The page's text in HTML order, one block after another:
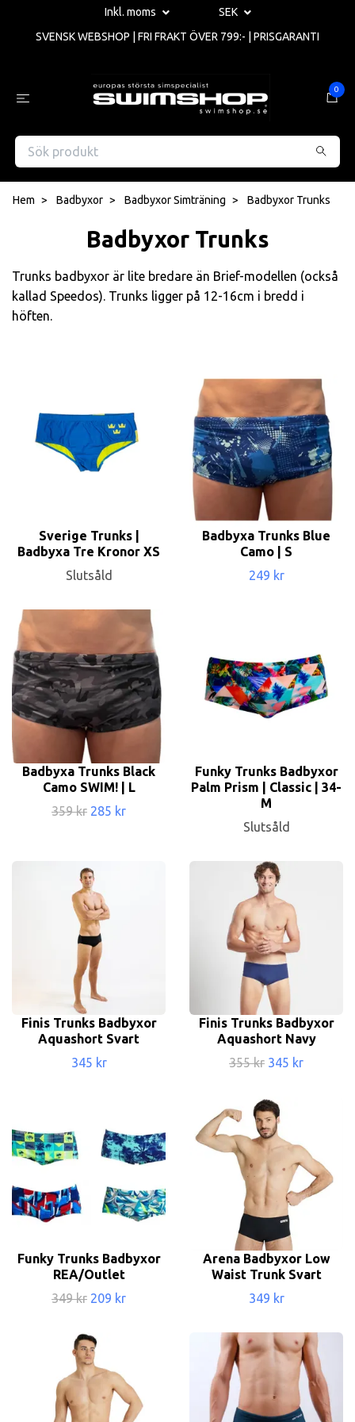
Inkl. moms
SEK
SVENSK WEBSHOP | FRI FRAKT ÖVER 799:- | PRISGARANTI
0
Hem Badbyxor Badbyxor Simträning Badbyxor Trunks
Badbyxor Trunks
Trunks badbyxor är lite bredare än Brief-modellen (också
kallad Speedos). Trunks ligger på 12-16cm i bredd i
höften.
Sverige Trunks |
Badbyxa Tre Kronor XS
Slutsåld
Badbyxa Trunks Blue
Camo | S
249 kr
Badbyxa Trunks Black
Camo SWIM! | L
359 kr 285 kr
Funky Trunks Badbyxor
Palm Prism | Classic | 34-
M
Slutsåld
Finis Trunks Badbyxor
Aquashort Svart
345 kr
Finis Trunks Badbyxor
Aquashort Navy
355 kr 345 kr
Funky Trunks Badbyxor
REA/Outlet
349 kr 209 kr
Arena Badbyxor Low
Waist Trunk Svart
349 kr